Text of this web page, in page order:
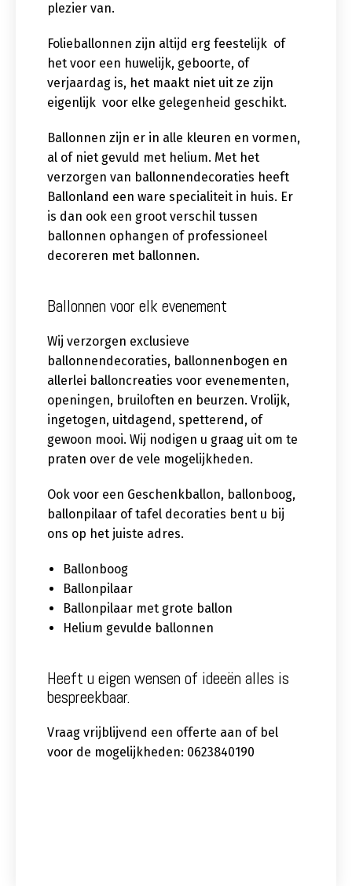
plezier van.
Folieballonnen zijn altijd erg feestelijk of
het voor een huwelijk, geboorte, of
verjaardag is, het maakt niet uit ze zijn
eigenlijk voor elke gelegenheid geschikt.
Ballonnen zijn er in alle kleuren en vormen,
al of niet gevuld met helium. Met het
verzorgen van ballonnendecoraties heeft
Ballonland een ware specialiteit in huis. Er
is dan ook een groot verschil tussen
ballonnen ophangen of professioneel
decoreren met ballonnen.
Ballonnen voor elk evenement
Wij verzorgen exclusieve
ballonnendecoraties, ballonnenbogen en
allerlei balloncreaties voor evenementen,
openingen, bruiloften en beurzen. Vrolijk,
ingetogen, uitdagend, spetterend, of
gewoon mooi. Wij nodigen u graag uit om te
praten over de vele mogelijkheden.
Ook voor een Geschenkballon, ballonboog,
ballonpilaar of tafel decoraties bent u bij
ons op het juiste adres.
Ballonboog
Ballonpilaar
Ballonpilaar met grote ballon
Helium gevulde ballonnen
Heeft u eigen wensen of ideeën alles is
bespreekbaar.
Vraag vrijblijvend een offerte aan of bel
voor de mogelijkheden: 0623840190